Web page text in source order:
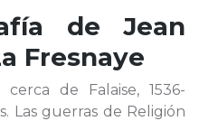
de Jean
Fresnaye
cerca de Falaise, 1536-
Las guerras de Religión